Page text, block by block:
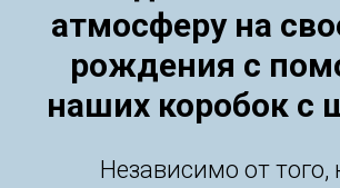
атмосферу на
рождения с
наших коробок с
Независимо от того,